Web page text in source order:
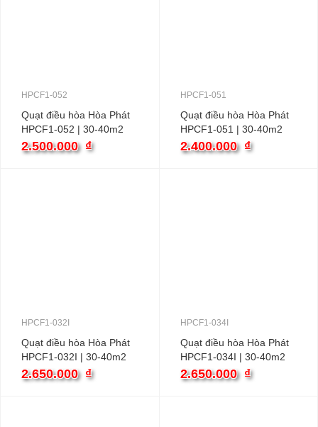
HPCF1-052
Quạt điều hòa Hòa Phát
HPCF1-052 | 30-40m2
100W
2.500.000 ₫
HPCF1-051
Quạt điều hòa Hòa Phát
HPCF1-051 | 30-40m2
100W
2.400.000 ₫
HPCF1-032I
Quạt điều hòa Hòa Phát
HPCF1-032I | 30-40m2
100W
2.650.000 ₫
HPCF1-034I
Quạt điều hòa Hòa Phát
HPCF1-034I | 30-40m2
100W
2.650.000 ₫